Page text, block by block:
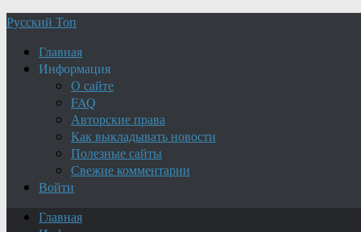
Русский Топ
Главная
Информация
О сайте
FAQ
Авторские права
Как выкладывать новости
Полезные сайты
Свежие комментарии
Войти
Главная